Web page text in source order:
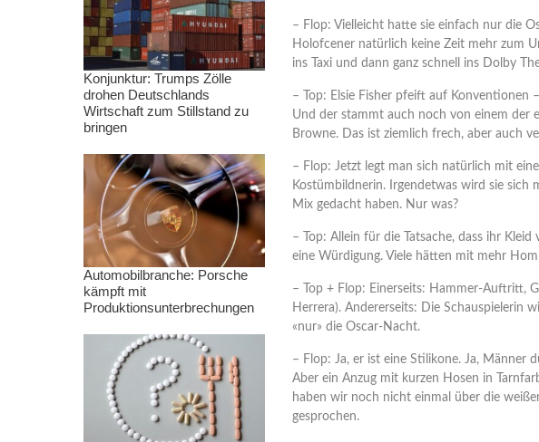
– Flop: Vielleicht hatte sie einfach nur die
Holofcener natürlich keine Zeit mehr zum
ins Taxi und dann ganz schnell ins Dolby
– Top: Elsie Fisher pfeift auf Konventionen
Und der stammt auch noch von einem der
Browne. Das ist ziemlich frech, aber auch
– Flop: Jetzt legt man sich natürlich mit
Kostümbildnerin. Irgendetwas wird sie sich
Mix gedacht haben. Nur was?
– Top: Allein für die Tatsache, dass ihr
eine Würdigung. Viele hätten mit mehr
– Top + Flop: Einerseits: Hammer-Auftritt,
Herrera). Andererseits: Die Schauspielerin
«nur» die Oscar-Nacht.
– Flop: Ja, er ist eine Stilikone. Ja, Männer
Aber ein Anzug mit kurzen Hosen in
haben wir noch nicht einmal über die
gesprochen.
Konjunktur: Trumps Zölle
drohen Deutschlands
Wirtschaft zum Stillstand zu
bringen
Automobilbranche: Porsche
kämpft mit
Produktionsunterbrechungen